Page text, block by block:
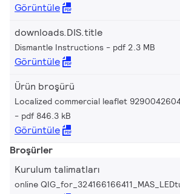
Görüntüle
downloads.DIS.title
Dismantle Instructions pdf 2.3 MB
Görüntüle
Ürün broşürü
Localized commercial leaflet
pdf 846.3 kB
Görüntüle
Broşürler
Kurulum talimatları
online